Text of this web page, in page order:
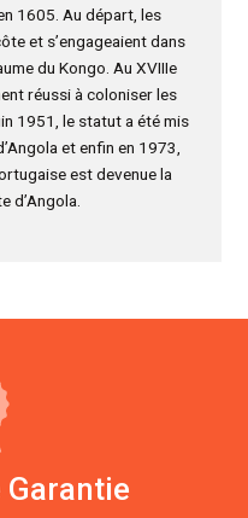
1605. Au départ, les
et s’engageaient dans
du Kongo. Au XVIIIe
réussi à coloniser les
1951, le statut a été mis
et enfin en 1973,
est devenue la
d’Angola.